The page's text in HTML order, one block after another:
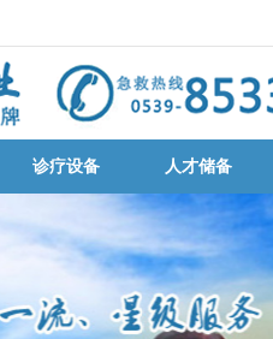
诊疗设备 人才储备